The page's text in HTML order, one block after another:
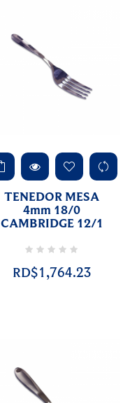
TENEDOR MESA
4mm 18/0
CAMBRIDGE 12/1
RD$1,764.23